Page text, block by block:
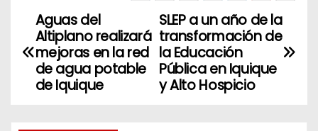
N
a
SLEP a un año de la
transformación de
la Educación
Pública en Iquique
y Alto Hospicio
Aguas del
Altiplano realizará
mejoras en la red
de agua potable
de Iquique